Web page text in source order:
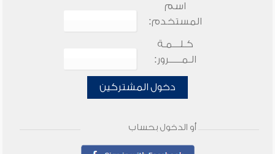
اسم
المستخدم:
كـلـــمـة
الـمـــــرور:
دخول المشتركين
أو الدخول بحساب